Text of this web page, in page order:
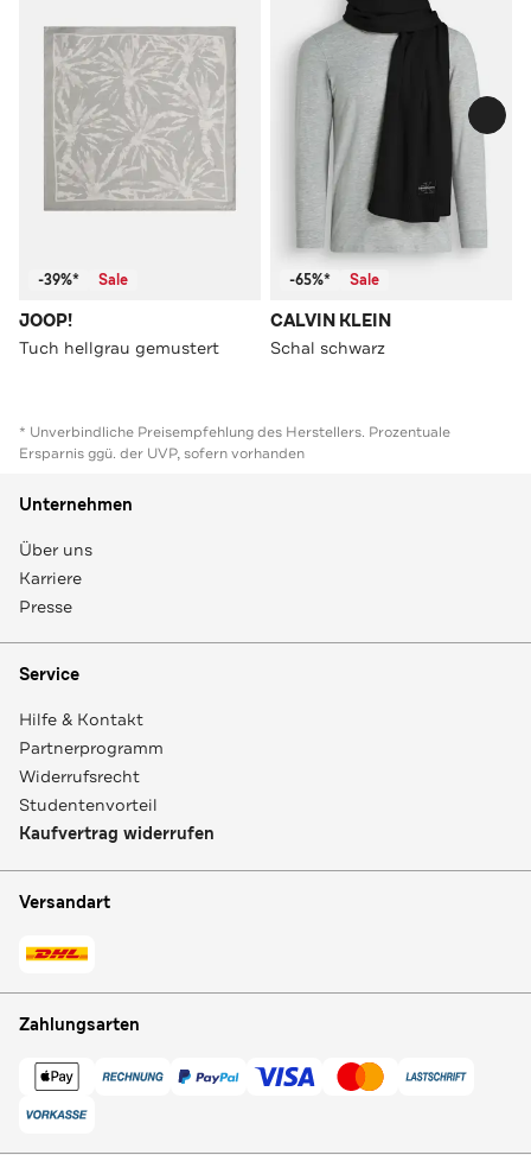
-39%* Sale
JOOP!
Tuch hellgrau gemustert
-65%* Sale
CALVIN KLEIN
Schal schwarz
* Unverbindliche Preisempfehlung des Herstellers. Prozentuale
Ersparnis ggü. der UVP, sofern vorhanden
Unternehmen
Über uns
Karriere
Presse
Service
Hilfe & Kontakt
Partnerprogramm
Widerrufsrecht
Studentenvorteil
Kaufvertrag widerrufen
Versandart
Zahlungsarten